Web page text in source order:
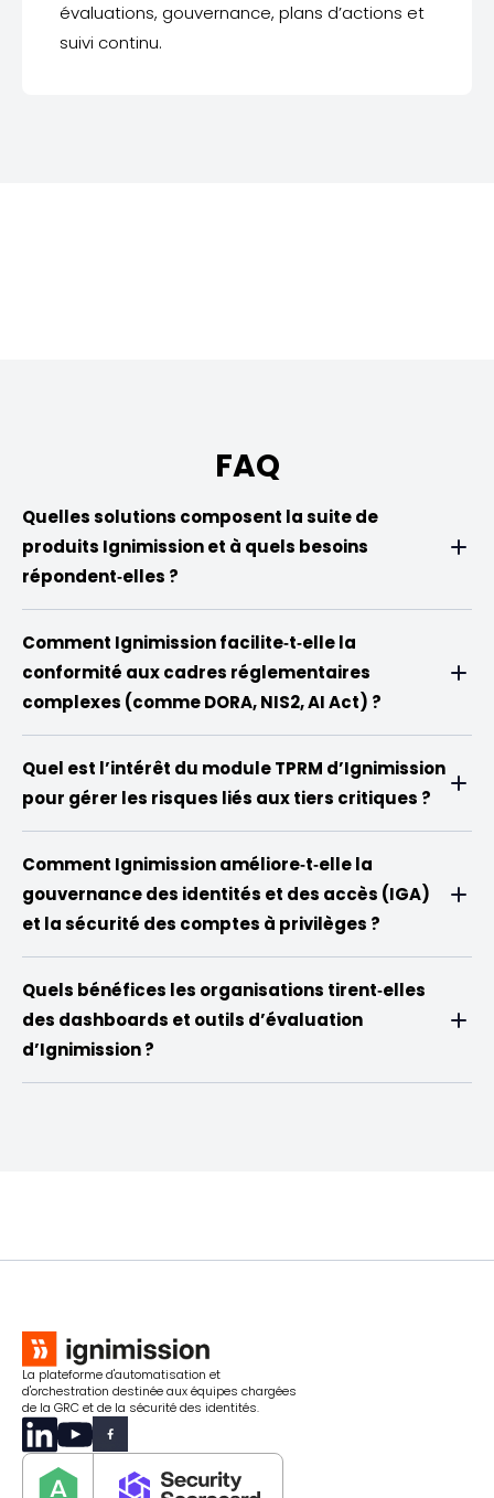
évaluations, gouvernance, plans d’actions et
suivi continu.
FAQ
Quelles solutions composent la suite de
produits Ignimission et à quels besoins
répondent‑elles ?
Comment Ignimission facilite‑t‑elle la
conformité aux cadres réglementaires
complexes (comme DORA, NIS2, AI Act) ?
Quel est l’intérêt du module TPRM d’Ignimission
pour gérer les risques liés aux tiers critiques ?
Comment Ignimission améliore‑t‑elle la
gouvernance des identités et des accès (IGA)
et la sécurité des comptes à privilèges ?
Quels bénéfices les organisations tirent‑elles
des dashboards et outils d’évaluation
d’Ignimission ?
La plateforme d'automatisation et
d'orchestration destinée aux équipes chargées
de la GRC et de la sécurité des identités.